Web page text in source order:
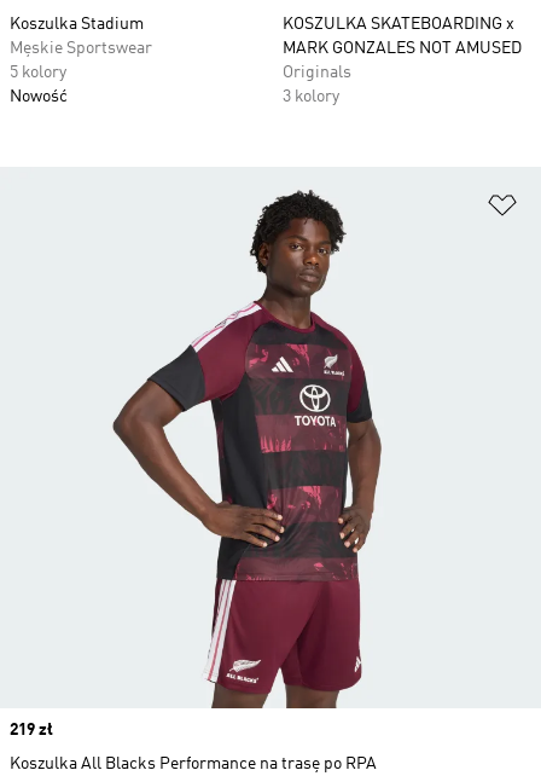
Koszulka Stadium
Męskie Sportswear
5 kolory
Nowość
KOSZULKA SKATEBOARDING x
MARK GONZALES NOT AMUSED
Originals
3 kolory
Price
219 zł
Koszulka All Blacks Performance na trasę po RPA